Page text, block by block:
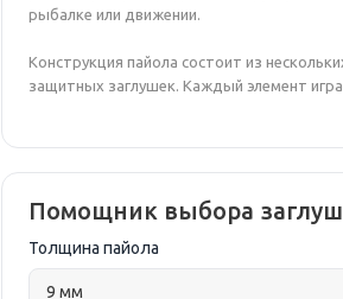
рыбалке или движении.
Конструкция пайола состоит из
защитных заглушек. Каждый элемент
Помощник выбора
Толщина пайола